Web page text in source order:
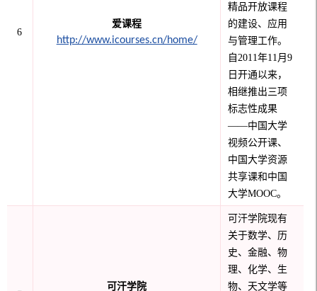
6
爱课程
http://www.icourses.cn/home/
精品开放课程
的建设、应用
与管理工作。
自 2011年11月9
日开通以来，
相继推出三项
标志性成果
——中国大学
视频公开课、
中国大学资源
共享课和中国
大学MOOC。
可汗学院
可汗学院现有
关于数学、历
史、金融、物
理、化学、生
物、天文学等